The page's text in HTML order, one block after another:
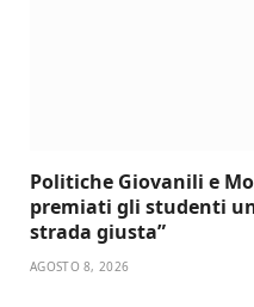
Politiche Giovanili e
premiati gli studenti
strada giusta”
AGOSTO 8, 2026